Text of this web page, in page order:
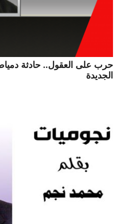
حرب على العقول.. حادثة
الجديدة